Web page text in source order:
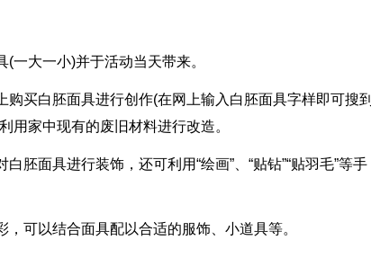
一大一小)并于活动当天带来。
买白胚面具进行创作(在网上输入白胚面具字样即可搜到
用家中现有的废旧材料进行改造。
胚面具进行装饰，还可利用“绘画”、“贴钻”“贴羽毛”等手
可以结合面具配以合适的服饰、小道具等。